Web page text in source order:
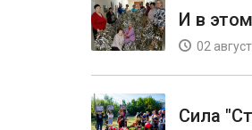
И в
02
Сила